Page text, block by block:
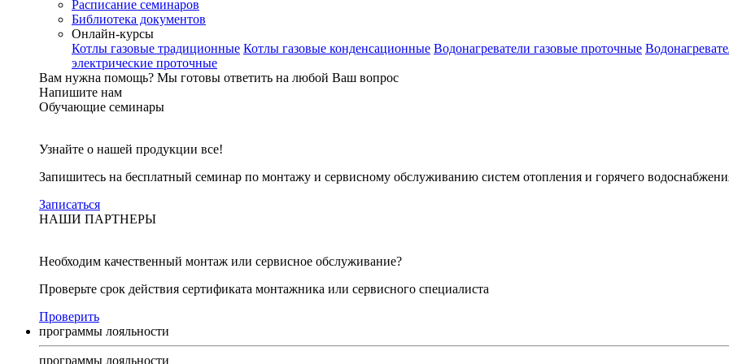
Расписание семинаров
Библиотека документов
Онлайн-курсы
Котлы газовые традиционные Котлы газовые конденсационные Водонагреватели газовые проточные
электрические проточные
Вам нужна помощь? Мы готовы ответить на любой Ваш вопрос
Напишите нам
Обучающие семинары
Узнайте о нашей продукции все!
Запишитесь на бесплатный семинар по монтажу и сервисному обслуживанию систем отопления и горячего
Записаться
НАШИ ПАРТНЕРЫ
Необходим качественный монтаж или сервисное обслуживание?
Проверьте срок действия сертификата монтажника или сервисного специалиста
Проверить
программы лояльности
программы лояльности